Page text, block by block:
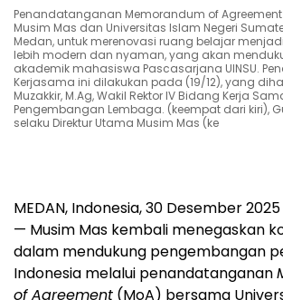
Penandatanganan Memorandum of
Musim Mas dan Universitas Islam Negeri
Medan, untuk merenovasi ruang belajar
lebih modern dan nyaman, yang akan
akademik mahasiswa Pascasarjana UINSU.
Kerjasama ini dilakukan pada (19/12), yang
Muzakkir, M.Ag, Wakil Rektor IV Bidang Kerja
Pengembangan Lembaga. (keempat dari kiri),
selaku Direktur Utama Musim Mas (ke
MEDAN, Indonesia, 30 Desember
— Musim Mas kembali menegaskan
dalam mendukung pengembangan
Indonesia melalui penandatanganan
of Agreement (MoA) bersama